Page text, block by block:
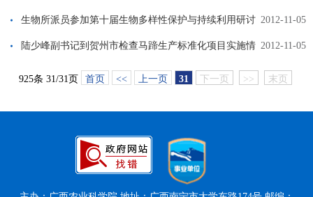
2012-11-05
生物所派员参加第十届生物多样性保护与持续利用研讨
会 2012-11-05
陆少峰副书记到贺州市检查马蹄生产标准化项目实施情
925条 31/31页 首页 << 上一页 31 下一页 >> 末页